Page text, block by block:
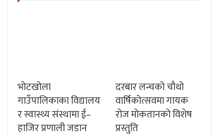
भोटखोला
गाउँपालिकाका विद्यालय
र स्वास्थ्य संस्थामा ई–
हाजिर प्रणाली जडान
दरबार लन्चको चौथो
वार्षिकोत्सवमा गायक
रोज मोकतानको विशेष
प्रस्तुति